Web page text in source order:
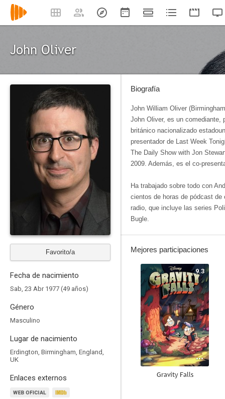
John Oliver
Favorito/a
Fecha de nacimiento
Sab, 23 Abr 1977 (49 años)
Género
Masculino
Lugar de nacimiento
Erdington, Birmingham, England,
UK
Enlaces externos
Biografía
John William Oliver
John Oliver, es un comediante,
británico nacionalizado
presentador de Last Week
The Daily Show with Jon
2009. Además, es el co-
Ha trabajado sobre todo con
cientos de horas de pódcast
radio, que incluye las series
Bugle.
Mejores participaciones
9.3
Gravity Falls